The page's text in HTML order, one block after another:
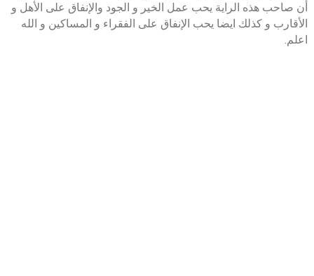
أن صاحب هذه الراية يحب عمل الخير و الجود والإنفاق على الأهل و
الأقارب و كذلك ايضا يحب الإنفاق على الفقراء و المساكين و الله
اعلم.